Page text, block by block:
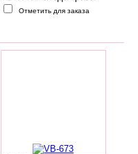
Отметить для заказа